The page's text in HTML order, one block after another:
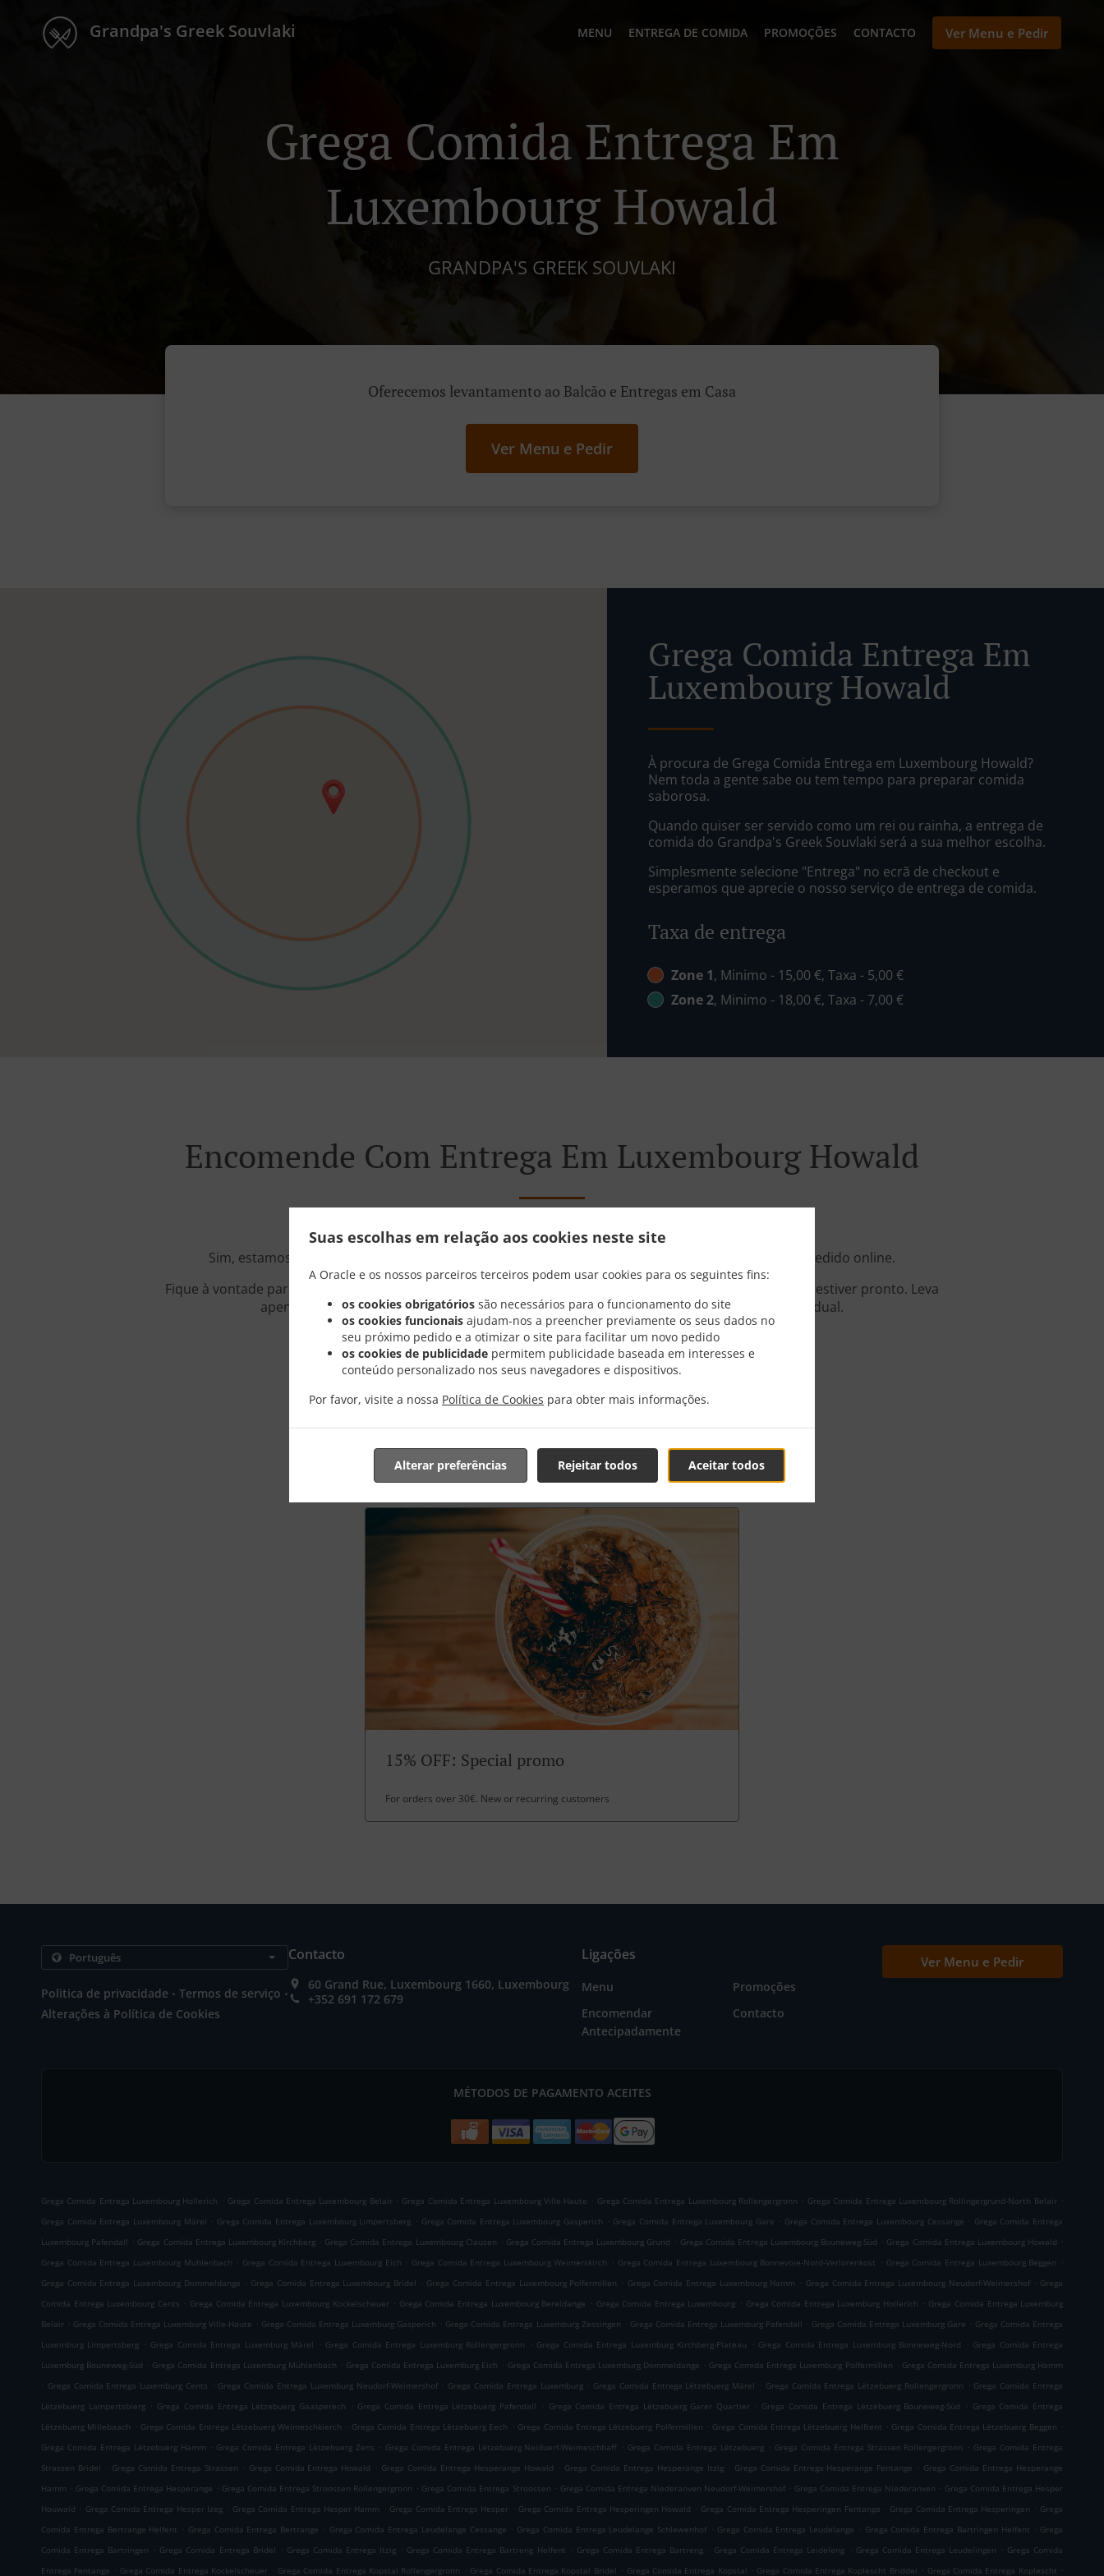
Suas escolhas em relação aos cookies neste site
A Oracle e os nossos parceiros terceiros podem usar cookies para os seguintes fins:
os cookies obrigatórios são necessários para o funcionamento do site
os cookies funcionais ajudam-nos a preencher previamente os seus dados no
seu próximo pedido e a otimizar o site para facilitar um novo pedido
os cookies de publicidade permitem publicidade baseada em interesses e
conteúdo personalizado nos seus navegadores e dispositivos.
Por favor, visite a nossa Política de Cookies para obter mais informações.
Aceitar todos
Rejeitar todos
Alterar preferências
Grandpa's Greek Souvlaki MENU ENTREGA DE COMIDA PROMOÇÕES CONTACTO Ver Menu e Pedir
Grega Comida Entrega Em
Luxembourg Howald
GRANDPA'S GREEK SOUVLAKI
Oferecemos levantamento ao Balcão e Entregas em Casa
Ver Menu e Pedir
Grega Comida Entrega Em
Luxembourg Howald
À procura de Grega Comida Entrega em Luxembourg Howald?
Nem toda a gente sabe ou tem tempo para preparar comida
saborosa.
Quando quiser ser servido como um rei ou rainha, a entrega de
comida do Grandpa's Greek Souvlaki será a sua melhor escolha.
Simplesmente selecione "Entrega" no ecrã de checkout e
esperamos que aprecie o nosso serviço de entrega de comida.
Taxa de entrega
Zone 1, Minimo - 15,00 €, Taxa - 5,00 €
Zone 2, Minimo - 18,00 €, Taxa - 7,00 €
Encomende Com Entrega Em Luxembourg Howald
Sim, estamos localizados perto de Luxembourg Howald e estamos muitos satisfeitos em ter seu pedido online.
Fique à vontade para navegar em nosso menu interativo e totalmente online, realize seu pedido quando estiver pronto. Leva
apenas poucos minutos para confirmar seu pedido e informar o tempo de preparo individual.
Promoções
15% OFF: Special promo
For orders over 30€. New or recurring customers
Politica de privacidade . Termos de serviço .
Alterações à Política de Cookies
Contacto
60 Grand Rue, Luxembourg 1660, Luxembourg
+352 691 172 679
Ligações
Menu
Promoções
Encomendar
Antecipadamente
Contacto
Ver Menu e Pedir
MÉTODOS DE PAGAMENTO ACEITES
Grega Comida Entrega Luxembourg Hollerich . Grega Comida Entrega Luxembourg Belair . Grega Comida Entrega Luxembourg Ville-Haute . Grega Comida Entrega Luxembourg Rollengergronn . Grega Comida Entrega Luxembourg Rollingergrund-North Belair .
Grega Comida Entrega Luxembourg Märel . Grega Comida Entrega Luxembourg Limpertsberg . Grega Comida Entrega Luxembourg Gasperich . Grega Comida Entrega Luxembourg Gare . Grega Comida Entrega Luxembourg Cessange . Grega Comida Entrega
Luxembourg Pafendall . Grega Comida Entrega Luxembourg Kirchberg . Grega Comida Entrega Luxembourg Clausen . Grega Comida Entrega Luxembourg Grund . Grega Comida Entrega Luxembourg Bouneweg-Süd . Grega Comida Entrega Luxembourg Howald .
Grega Comida Entrega Luxembourg Muhlenbach . Grega Comida Entrega Luxembourg Eich . Grega Comida Entrega Luxembourg Weimerskirch . Grega Comida Entrega Luxembourg Bonnevoie-Nord-Verlorenkost . Grega Comida Entrega Luxembourg Beggen .
Grega Comida Entrega Luxembourg Dommeldange . Grega Comida Entrega Luxembourg Bridel . Grega Comida Entrega Luxembourg Polfermillen . Grega Comida Entrega Luxembourg Hamm . Grega Comida Entrega Luxembourg Neudorf-Weimershof . Grega
Comida Entrega Luxembourg Cents . Grega Comida Entrega Luxembourg Kockelscheuer . Grega Comida Entrega Luxembourg Bereldange . Grega Comida Entrega Luxembourg . Grega Comida Entrega Luxemburg Hollerich . Grega Comida Entrega Luxemburg
Belair . Grega Comida Entrega Luxemburg Ville-Haute . Grega Comida Entrega Luxemburg Gasperich . Grega Comida Entrega Luxemburg Zessingen . Grega Comida Entrega Luxemburg Pafendall . Grega Comida Entrega Luxemburg Gare . Grega Comida Entrega
Luxemburg Limpertsberg . Grega Comida Entrega Luxemburg Märel . Grega Comida Entrega Luxemburg Rollengergronn . Grega Comida Entrega Luxemburg Kirchberg-Plateau . Grega Comida Entrega Luxemburg Bonneweg-Nord . Grega Comida Entrega
Luxemburg Bouneweg-Süd . Grega Comida Entrega Luxemburg Mühlenbach . Grega Comida Entrega Luxemburg Eich . Grega Comida Entrega Luxemburg Dommeldange . Grega Comida Entrega Luxemburg Polfermillen . Grega Comida Entrega Luxemburg Hamm
. Grega Comida Entrega Luxemburg Cents . Grega Comida Entrega Luxemburg Neudorf-Weimershof . Grega Comida Entrega Luxemburg . Grega Comida Entrega Lëtzebuerg Märel . Grega Comida Entrega Lëtzebuerg Rollengergronn . Grega Comida Entrega
Lëtzebuerg Lampertsbierg . Grega Comida Entrega Lëtzebuerg Gaasperech . Grega Comida Entrega Lëtzebuerg Pafendall . Grega Comida Entrega Lëtzebuerg Garer Quartier . Grega Comida Entrega Lëtzebuerg Bouneweg-Süd . Grega Comida Entrega
Lëtzebuerg Millebaach . Grega Comida Entrega Lëtzebuerg Weimeschkierch . Grega Comida Entrega Lëtzebuerg Eech . Grega Comida Entrega Lëtzebuerg Polfermillen . Grega Comida Entrega Lëtzebuerg Helftent . Grega Comida Entrega Lëtzebuerg Beggen .
Grega Comida Entrega Lëtzebuerg Hamm . Grega Comida Entrega Lëtzebuerg Zens . Grega Comida Entrega Lëtzebuerg Neiduerf-Weimeschhaff . Grega Comida Entrega Lëtzebuerg . Grega Comida Entrega Strassen Rollengergronn . Grega Comida Entrega
Strassen Bridel . Grega Comida Entrega Strassen . Grega Comida Entrega Howald . Grega Comida Entrega Hesperange Howald . Grega Comida Entrega Hesperange Itzig . Grega Comida Entrega Hesperange Fentange . Grega Comida Entrega Hesperange
Hamm . Grega Comida Entrega Hesperange . Grega Comida Entrega Stroossen Rollengergronn . Grega Comida Entrega Stroossen . Grega Comida Entrega Niederanven Neudorf-Weimershof . Grega Comida Entrega Niederanven . Grega Comida Entrega Hesper
Houwald . Grega Comida Entrega Hesper Izeg . Grega Comida Entrega Hesper Hamm . Grega Comida Entrega Hesper . Grega Comida Entrega Hesperingen Howald . Grega Comida Entrega Hesperingen Fentange . Grega Comida Entrega Hesperingen . Grega
Comida Entrega Bertrange Helfent . Grega Comida Entrega Bertrange . Grega Comida Entrega Leudelange Cessange . Grega Comida Entrega Leudelange Schlewenhof . Grega Comida Entrega Leudelange . Grega Comida Entrega Bartringen Helfent . Grega
Comida Entrega Bartringen . Grega Comida Entrega Bridel . Grega Comida Entrega Itzig . Grega Comida Entrega Bartreng Helfent . Grega Comida Entrega Bartreng . Grega Comida Entrega Leideleng . Grega Comida Entrega Leudelingen . Grega Comida
Entrega Fentange . Grega Comida Entrega Kockelscheuer . Grega Comida Entrega Kopstal Rollengergronn . Grega Comida Entrega Kopstal Bridel . Grega Comida Entrega Kopstal . Grega Comida Entrega Koplescht Briddel . Grega Comida Entrega Koplescht .